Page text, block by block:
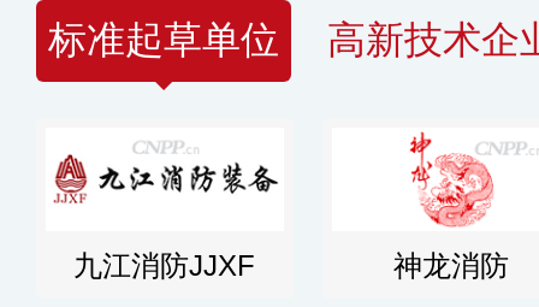
标准起草单位 高新技术企
九江消防JJXF 神龙消防